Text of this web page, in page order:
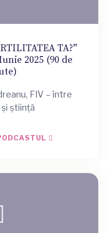
TA?”
2025 (90 de
FIV – între
știință